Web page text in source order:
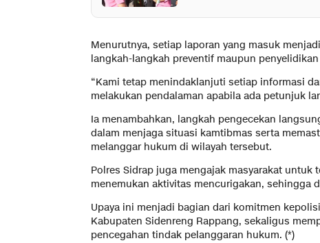
Menurutnya, setiap laporan yang masuk
langkah-langkah preventif maupun
“Kami tetap menindaklanjuti setiap informasi
melakukan pendalaman apabila ada petunjuk
Ia menambahkan, langkah pengecekan
dalam menjaga situasi kamtibmas serta
melanggar hukum di wilayah tersebut.
Polres Sidrap juga mengajak masyarakat
menemukan aktivitas mencurigakan, sehingga
Upaya ini menjadi bagian dari komitmen
Kabupaten Sidenreng Rappang, sekaligus
pencegahan tindak pelanggaran hukum. (*)